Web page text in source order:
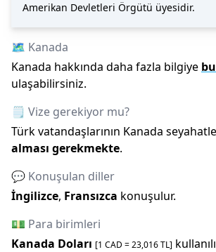
Amerikan Devletleri Örgütü üyesidir.
🗺️ Kanada
Kanada hakkında daha fazla bilgiye
ulaşabilirsiniz.
🗒️ Vize gerekiyor mu?
Türk vatandaşlarının Kanada
alması gerekmekte.
💬 Konuşulan diller
İngilizce, Fransızca konuşulur.
💵 Para birimleri
Kanada Doları [1 CAD =23,016TL]